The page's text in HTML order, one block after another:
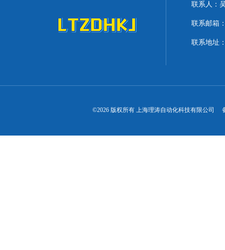
联系人：
联系邮箱
联系地址
©2026 版权所有 上海理涛自动化科技有限公司